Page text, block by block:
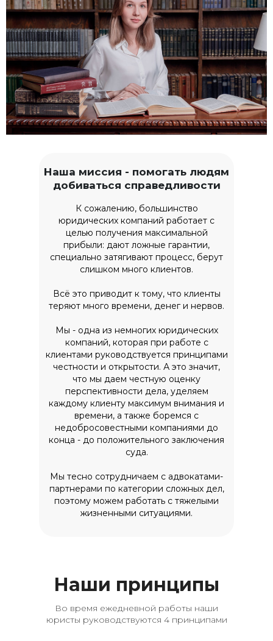
Наша миссия - помогать людям
добиваться справедливости
К сожалению, большинство
юридических компаний работает с
целью получения максимальной
прибыли: дают ложные гарантии,
специально затягивают процесс, берут
слишком много клиентов.
Всё это приводит к тому, что клиенты
теряют много времени, денег и нервов.
Мы - одна из немногих юридических
компаний, которая при работе с
клиентами руководствуется принципами
честности и открытости. А это значит,
что мы даем честную оценку
перспективности дела, уделяем
каждому клиенту максимум внимания и
времени, а также боремся с
недобросовестными компаниями до
конца - до положительного заключения
суда.
Мы тесно сотрудничаем с адвокатами-
партнерами по категории сложных дел,
поэтому можем работать с тяжелыми
жизненными ситуациями.
Наши принципы
Во время ежедневной работы наши
юристы руководствуются 4 принципами